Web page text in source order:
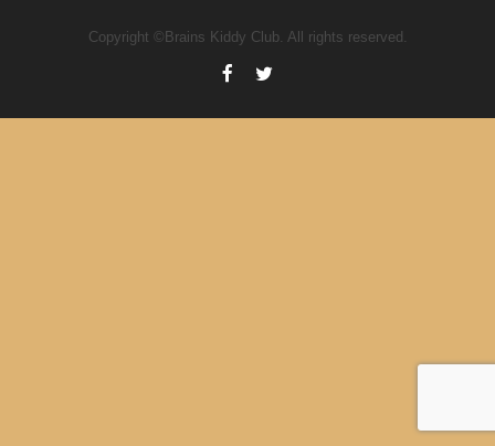
Copyright ©Brains Kiddy Club. All rights reserved.